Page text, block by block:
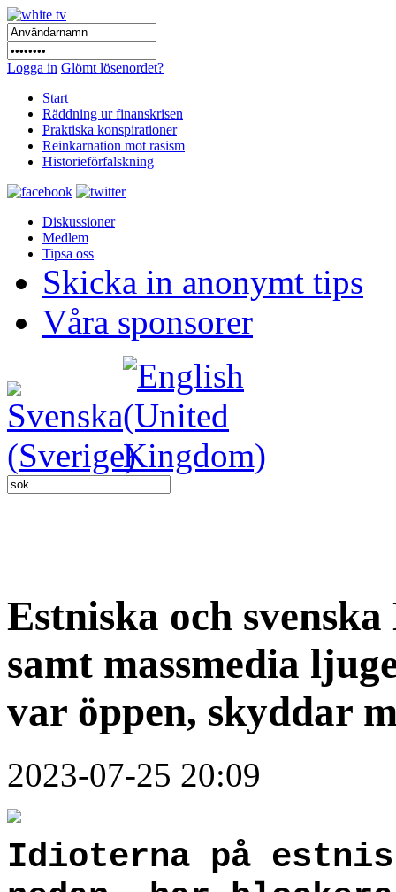
Logga in Glömt lösenordet?
Start
Räddning ur finanskrisen
Praktiska konspirationer
Reinkarnation mot rasism
Historieförfalskning
Diskussioner
Medlem
Tipsa oss
Skicka in anonymt tips
Våra sponsorer
Estniska och
samt massmedia
var öppen, skyddar
2023-07-25 20:09
Idioterna på